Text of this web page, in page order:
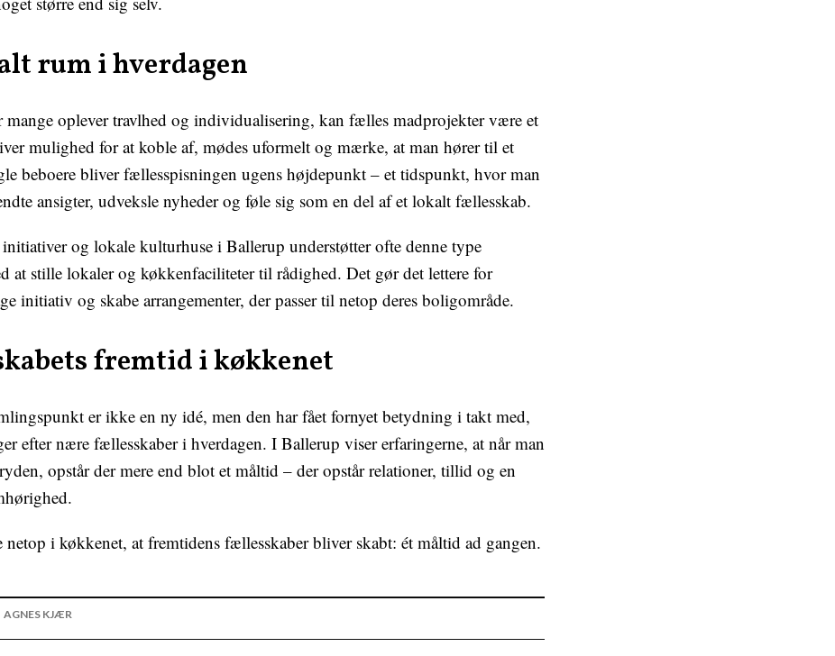
rum i hverdagen
oplever travlhed og individualisering, kan fælles madprojekter være et
mulighed for at koble af, mødes uformelt og mærke, at man hører til et
beboere bliver fællesspisningen ugens højdepunkt – et tidspunkt, hvor man
ansigter, udveksle nyheder og føle sig som en del af et lokalt fællesskab.
og lokale kulturhuse i Ballerup understøtter ofte denne type
at stille lokaler og køkkenfaciliteter til rådighed. Det gør det lettere for
initiativ og skabe arrangementer, der passer til netop deres boligområde.
fremtid i køkkenet
er ikke en ny idé, men den har fået fornyet betydning i takt med,
efter nære fællesskaber i hverdagen. I Ballerup viser erfaringerne, at når man
opstår der mere end blot et måltid – der opstår relationer, tillid og en
netop i køkkenet, at fremtidens fællesskaber bliver skabt: ét måltid ad gangen.
AGNES KJÆR